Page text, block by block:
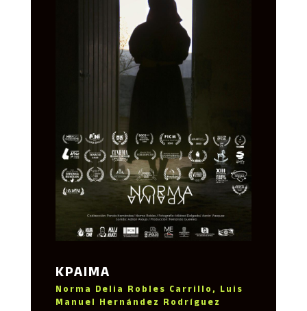
KPAIMA
Norma Delia Robles Carrillo, Luis
Manuel Hernández Rodríguez